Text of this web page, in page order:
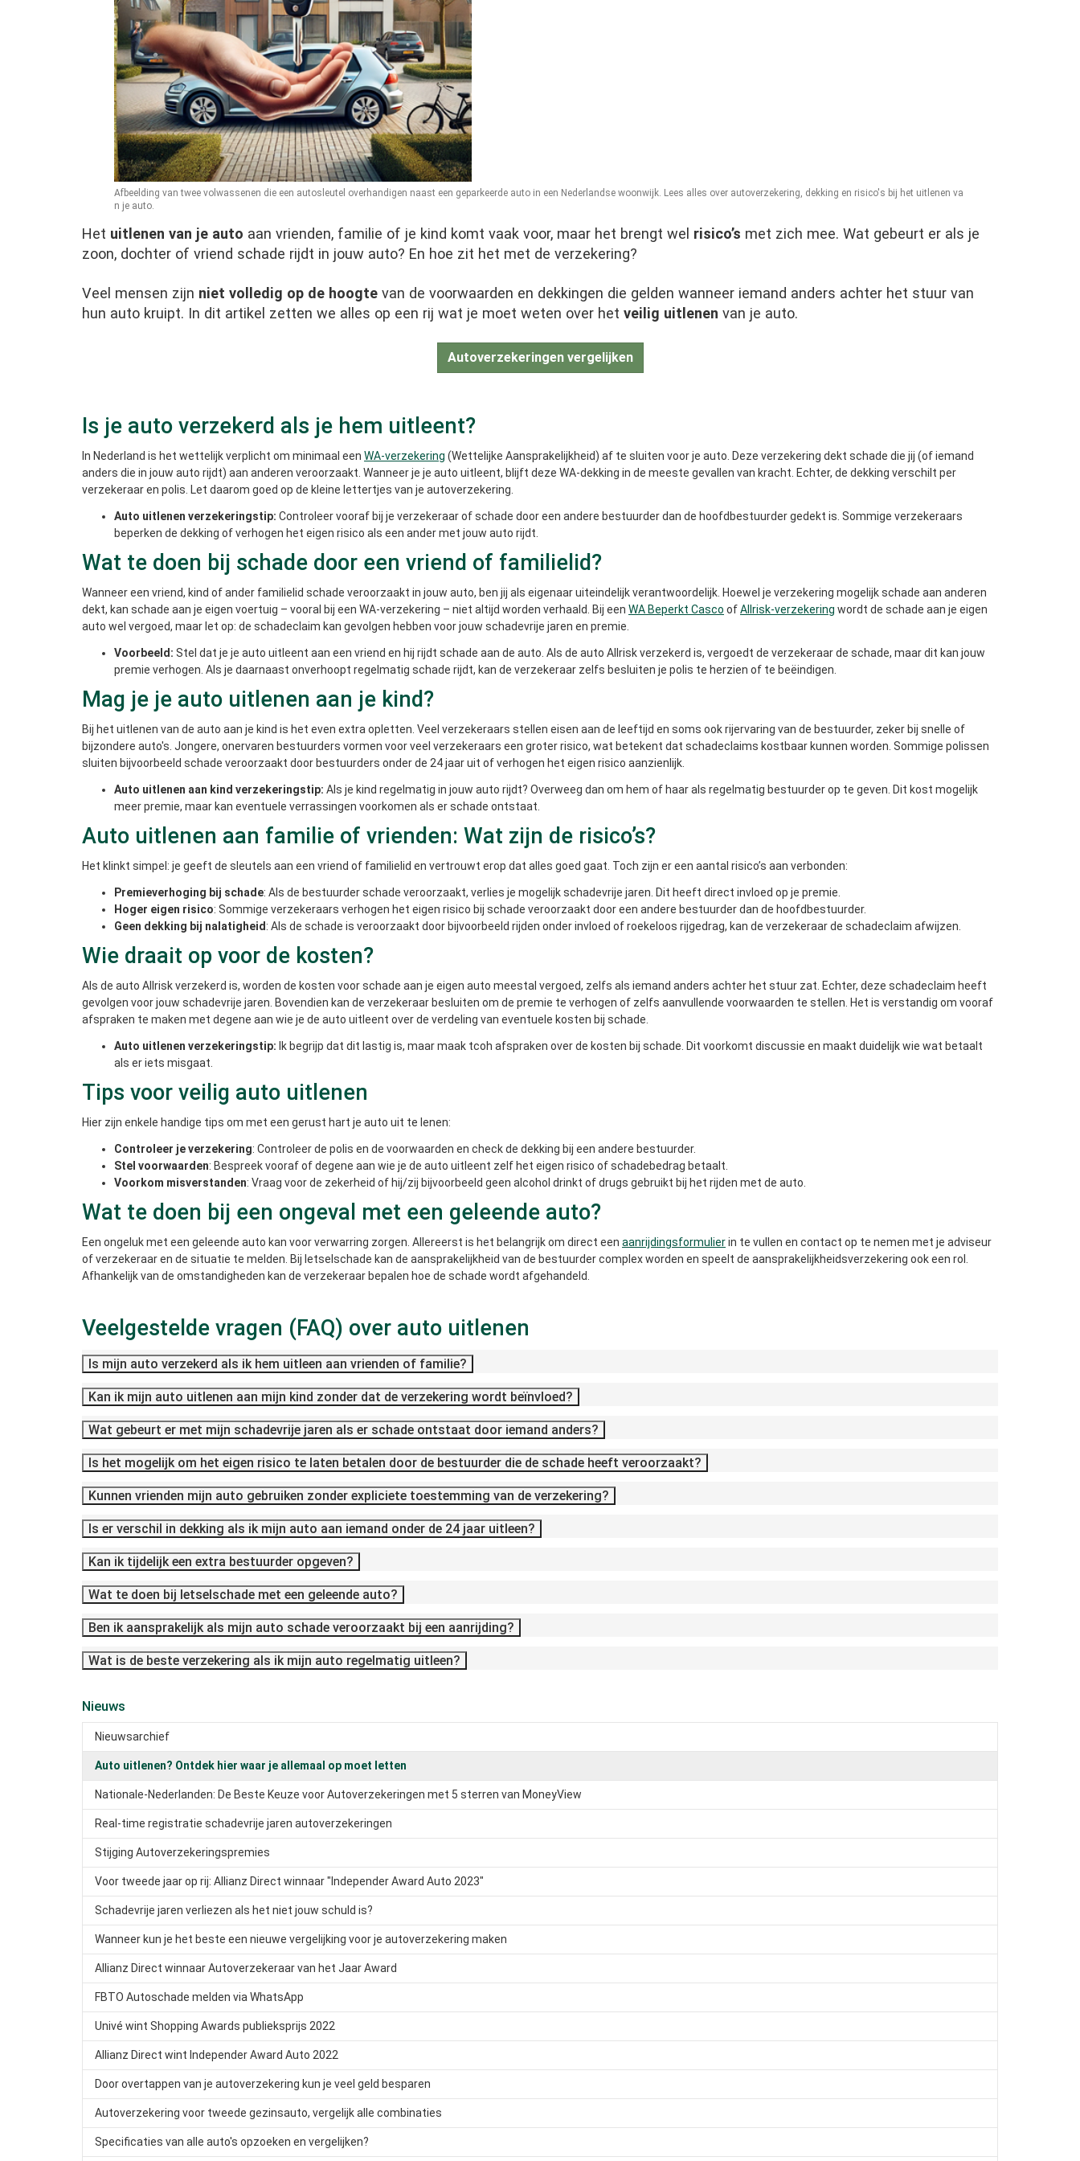
Afbeelding van twee volwassenen die een autosleutel overhandigen naast een geparkeerde auto in een Nederlandse woonwijk. Lees alles over autoverzekering, dekking en risico's bij het uitlenen va
n je auto.
Het uitlenen van je auto aan vrienden, familie of je kind komt vaak voor, maar het brengt wel risico’s met zich mee. Wat gebeurt er als je
zoon, dochter of vriend schade rijdt in jouw auto? En hoe zit het met de verzekering?
Veel mensen zijn niet volledig op de hoogte van de voorwaarden en dekkingen die gelden wanneer iemand anders achter het stuur van
hun auto kruipt. In dit artikel zetten we alles op een rij wat je moet weten over het veilig uitlenen van je auto.
Autoverzekeringen vergelijken
Is je auto verzekerd als je hem uitleent?
In Nederland is het wettelijk verplicht om minimaal een WA-verzekering (Wettelijke Aansprakelijkheid) af te sluiten voor je auto. Deze verzekering dekt schade die jij (of iemand
anders die in jouw auto rijdt) aan anderen veroorzaakt. Wanneer je je auto uitleent, blijft deze WA-dekking in de meeste gevallen van kracht. Echter, de dekking verschilt per
verzekeraar en polis. Let daarom goed op de kleine lettertjes van je autoverzekering.
Auto uitlenen verzekeringstip: Controleer vooraf bij je verzekeraar of schade door een andere bestuurder dan de hoofdbestuurder gedekt is. Sommige verzekeraars
beperken de dekking of verhogen het eigen risico als een ander met jouw auto rijdt.
Wat te doen bij schade door een vriend of familielid?
Wanneer een vriend, kind of ander familielid schade veroorzaakt in jouw auto, ben jij als eigenaar uiteindelijk verantwoordelijk. Hoewel je verzekering mogelijk schade aan anderen
dekt, kan schade aan je eigen voertuig – vooral bij een WA-verzekering – niet altijd worden verhaald. Bij een WA Beperkt Casco ofAllrisk-verzekering wordt de schade aan je eigen
auto wel vergoed, maar let op: de schadeclaim kan gevolgen hebben voor jouw schadevrije jaren en premie.
Voorbeeld: Stel dat je je auto uitleent aan een vriend en hij rijdt schade aan de auto. Als de auto Allrisk verzekerd is, vergoedt de verzekeraar de schade, maar dit kan jouw
premie verhogen. Als je daarnaast onverhoopt regelmatig schade rijdt, kan de verzekeraar zelfs besluiten je polis te herzien of te beëindigen.
Mag je je auto uitlenen aan je kind?
Bij het uitlenen van de auto aan je kind is het even extra opletten. Veel verzekeraars stellen eisen aan de leeftijd en soms ook rijervaring van de bestuurder, zeker bij snelle of
bijzondere auto's. Jongere, onervaren bestuurders vormen voor veel verzekeraars een groter risico, wat betekent dat schadeclaims kostbaar kunnen worden. Sommige polissen
sluiten bijvoorbeeld schade veroorzaakt door bestuurders onder de 24 jaar uit of verhogen het eigen risico aanzienlijk.
Auto uitlenen aan kind verzekeringstip: Als je kind regelmatig in jouw auto rijdt? Overweeg dan om hem of haar als regelmatig bestuurder op te geven. Dit kost mogelijk
meer premie, maar kan eventuele verrassingen voorkomen als er schade ontstaat.
Auto uitlenen aan familie of vrienden: Wat zijn de risico’s?
Het klinkt simpel: je geeft de sleutels aan een vriend of familielid en vertrouwt erop dat alles goed gaat. Toch zijn er een aantal risico’s aan verbonden:
Premieverhoging bij schade: Als de bestuurder schade veroorzaakt, verlies je mogelijk schadevrije jaren. Dit heeft direct invloed op je premie.
Hoger eigen risico: Sommige verzekeraars verhogen het eigen risico bij schade veroorzaakt door een andere bestuurder dan de hoofdbestuurder.
Geen dekking bij nalatigheid : Als de schade is veroorzaakt door bijvoorbeeld rijden onder invloed of roekeloos rijgedrag, kan de verzekeraar de schadeclaim afwijzen.
Wie draait op voor de kosten?
Als de auto Allrisk verzekerd is, worden de kosten voor schade aan je eigen auto meestal vergoed, zelfs als iemand anders achter het stuur zat. Echter, deze schadeclaim heeft
gevolgen voor jouw schadevrije jaren. Bovendien kan de verzekeraar besluiten om de premie te verhogen of zelfs aanvullende voorwaarden te stellen. Het is verstandig om vooraf
afspraken te maken met degene aan wie je de auto uitleent over de verdeling van eventuele kosten bij schade.
Auto uitlenen verzekeringstip: Ik begrijp dat dit lastig is, maar maak tcoh afspraken over de kosten bij schade. Dit voorkomt discussie en maakt duidelijk wie wat betaalt
als er iets misgaat.
Tips voor veilig auto uitlenen
Hier zijn enkele handige tips om met een gerust hart je auto uit te lenen:
Controleer je verzekering: Controleer de polis en de voorwaarden en check de dekking bij een andere bestuurder.
Stel voorwaarden: Bespreek vooraf of degene aan wie je de auto uitleent zelf het eigen risico of schadebedrag betaalt.
Voorkom misverstanden: Vraag voor de zekerheid of hij/zij bijvoorbeeld geen alcohol drinkt of drugs gebruikt bij het rijden met de auto.
Wat te doen bij een ongeval met een geleende auto?
Een ongeluk met een geleende auto kan voor verwarring zorgen. Allereerst is het belangrijk om direct een aanrijdingsformulierin te vullen en contact op te nemen met je adviseur
of verzekeraar en de situatie te melden. Bij letselschade kan de aansprakelijkheid van de bestuurder complex worden en speelt de aansprakelijkheidsverzekering ook een rol.
Afhankelijk van de omstandigheden kan de verzekeraar bepalen hoe de schade wordt afgehandeld.
Veelgestelde vragen (FAQ) over auto uitlenen
Is mijn auto verzekerd als ik hem uitleen aan vrienden of familie?
Kan ik mijn auto uitlenen aan mijn kind zonder dat de verzekering wordt beïnvloed?
Wat gebeurt er met mijn schadevrije jaren als er schade ontstaat door iemand anders?
Is het mogelijk om het eigen risico te laten betalen door de bestuurder die de schade heeft veroorzaakt?
Kunnen vrienden mijn auto gebruiken zonder expliciete toestemming van de verzekering?
Is er verschil in dekking als ik mijn auto aan iemand onder de 24 jaar uitleen?
Kan ik tijdelijk een extra bestuurder opgeven?
Wat te doen bij letselschade met een geleende auto?
Ben ik aansprakelijk als mijn auto schade veroorzaakt bij een aanrijding?
Wat is de beste verzekering als ik mijn auto regelmatig uitleen?
Nieuws
Nieuwsarchief
Auto uitlenen? Ontdek hier waar je allemaal op moet letten
Nationale-Nederlanden: De Beste Keuze voor Autoverzekeringen met 5 sterren van MoneyView
Real-time registratie schadevrije jaren autoverzekeringen
Stijging Autoverzekeringspremies
Voor tweede jaar op rij: Allianz Direct winnaar "Independer Award Auto 2023"
Schadevrije jaren verliezen als het niet jouw schuld is?
Wanneer kun je het beste een nieuwe vergelijking voor je autoverzekering maken
Allianz Direct winnaar Autoverzekeraar van het Jaar Award
FBTO Autoschade melden via WhatsApp
Univé wint Shopping Awards publieksprijs 2022
Allianz Direct wint Independer Award Auto 2022
Door overtappen van je autoverzekering kun je veel geld besparen
Autoverzekering voor tweede gezinsauto, vergelijk alle combinaties
Specificaties van alle auto's opzoeken en vergelijken?